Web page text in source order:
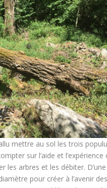
mettre au sol les trois
sur l’aide et
les arbres et les débiter.
pour créer à l’avenir des